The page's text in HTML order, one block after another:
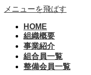
メニューを飛ばす
HOME
組織概要
事業紹介
組合員一覧
整備会員一覧